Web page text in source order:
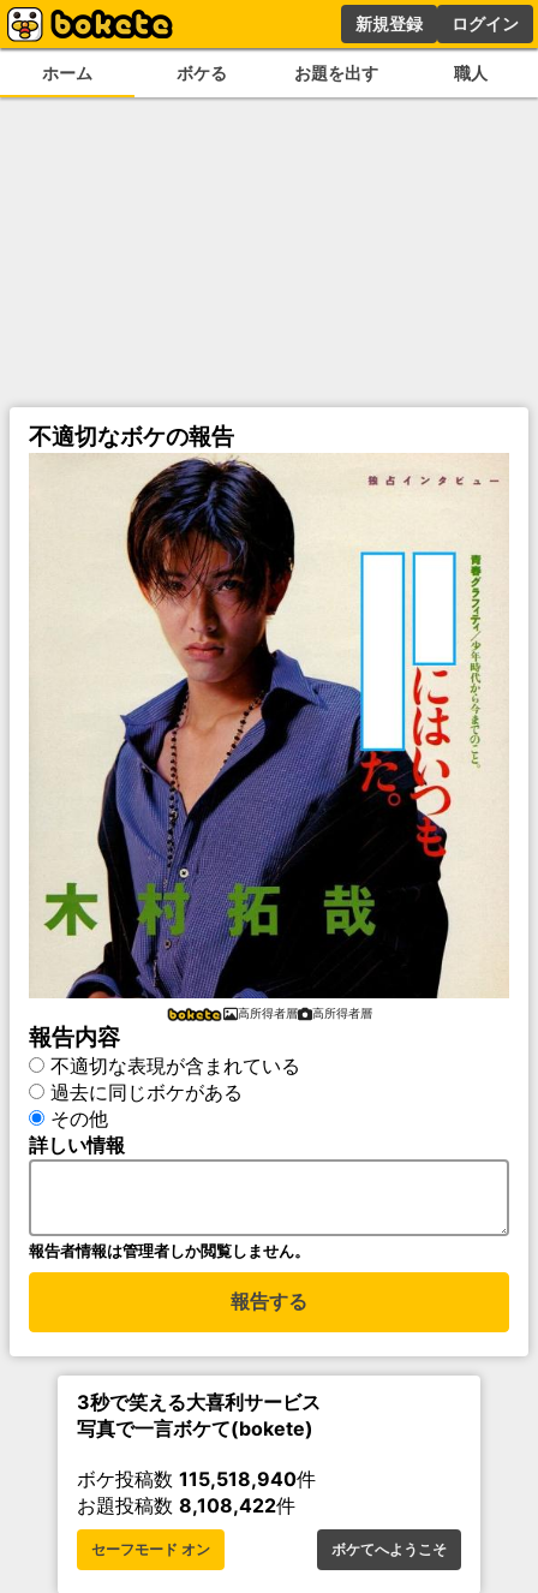
新規登録 ログイン
ホーム ボケる お題を出す 職人
不適切なボケの報告
高所得者層 高所得者層
報告内容
不適切な表現が含まれている
過去に同じボケがある
その他
詳しい情報
報告者情報は管理者しか閲覧しません。
報告する
3秒で笑える大喜利サービス
写真で一言ボケて(bokete)
ボケ投稿数 115,518,940件
お題投稿数 8,108,422件
セーフモード オン ボケてへようこそ